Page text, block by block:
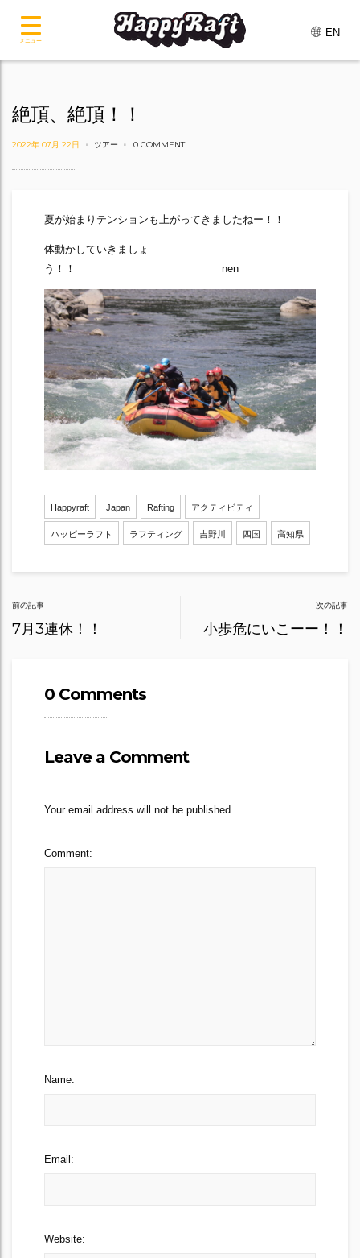
EN
絶頂、絶頂！！
2022年 07月 22日 ツアー 0 COMMENT
夏が始まりテンションも上がってきましたねー！！
体動かしていきましょ
う！！ nen
Happyraft Japan Rafting アクティビティ
ハッピーラフト ラフティング 吉野川 四国 高知県
Post
navigation
前の記事
7月3連休！！
次の記事
小歩危にいこーー！！
0 Comments
Leave a Comment
Your email address will not be published.
Comment:
Name:
Email:
Website:
メニュー